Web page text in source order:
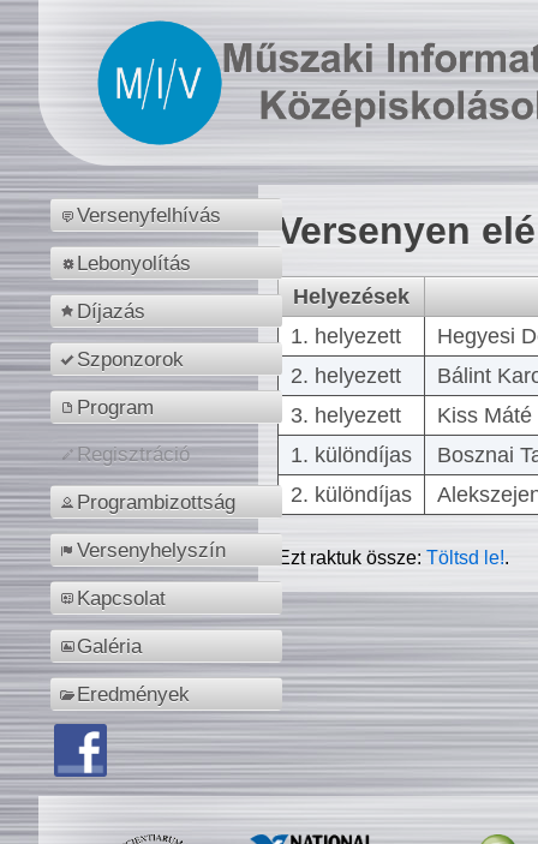
Versenyfelhívás
Lebonyolítás
Díjazás
Szponzorok
Program
Regisztráció
Programbizottság
Versenyhelyszín
Kapcsolat
Galéria
Eredmények
Versenyen
Helyezések
1. helyezett
Hegyesi
2. helyezett
Bálint
3. helyezett
Kiss
1. különdíjas
Bosznai
2. különdíjas
Ezt raktuk össze:Töltsd le!.